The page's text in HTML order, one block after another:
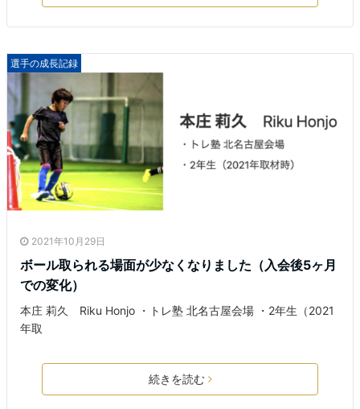
選手の成長記録
2021年10月29日
ボール取られる場面が少なくなりました（入会後5ヶ月
での変化）
本庄 莉久 Riku Honjo ・トレ塾 北名古屋会場 ・2年生（2021
年取
続きを読む